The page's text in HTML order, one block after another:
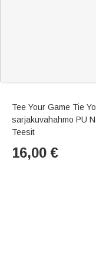
Tee Your Game Tie
sarjakuvahahmo PU
Teesit
16,00 €